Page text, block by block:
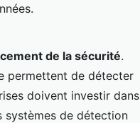
de la sécurité.
permettent de détecter
doivent investir dans
systèmes de détection